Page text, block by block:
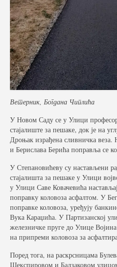
Ветерник, Богдана Чиплића
У Новом Саду се у Улици
стајалиште за пешаке, док је на
Дроњак израђена сливничка веза.
и Берислава Берића поправља се
У Степановићеву су настављени
стајалишта за пешаке у Улици
у Улици Саве Ковачевића
поправку коловоза асфалтом. У
поправке коловоза, уређују
Вука Караџића. У Партизанској
железничке пруге до Улице
на припреми коловоза за
Поред тога, на раскрсницама
Шекспировом и Балзаковом